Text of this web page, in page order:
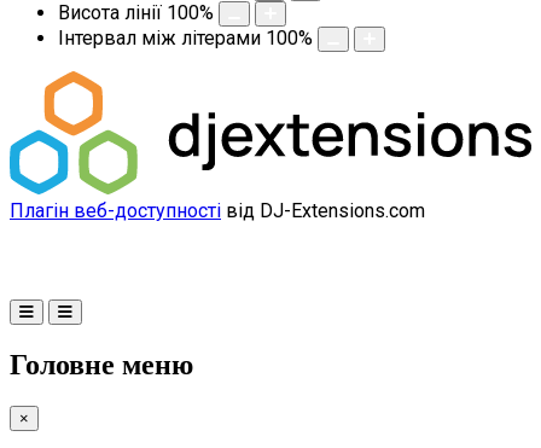
Висота лінії 100%
Інтервал між літерами 100%
Плагін веб-доступності від DJ-Extensions.com
Головне меню
×